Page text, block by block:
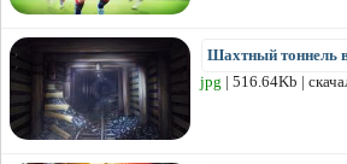
Шахтный тоннель
jpg | 516.64Kb |